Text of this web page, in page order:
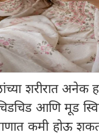
शरीरात अनेक
आणि मूड
कमी होऊ